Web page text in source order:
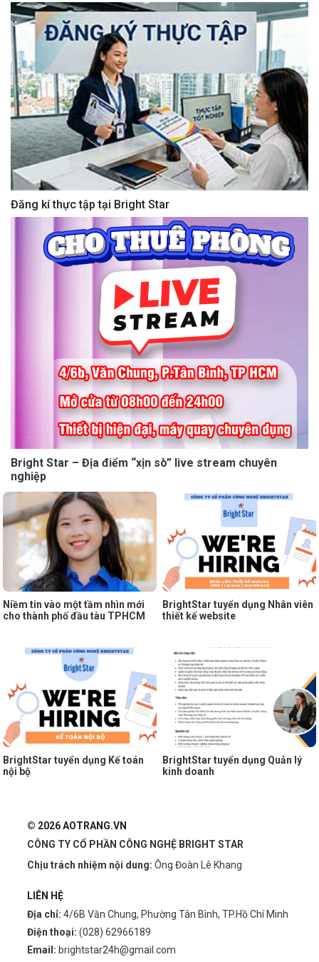
Đăng kí thực tập tại Bright Star
Bright Star – Địa điểm “xịn sò” live stream chuyên
nghiệp
Niềm tin vào một tầm nhìn mới
cho thành phố đầu tàu TPHCM
BrightStar tuyển dụng Nhân viên
thiết kế website
BrightStar tuyển dụng Kế toán
nội bộ
BrightStar tuyển dụng Quản lý
kinh doanh
© 2026 AOTRANG.VN
CÔNG TY CỔ PHẦN CÔNG NGHỆ BRIGHT STAR
Chịu trách nhiệm nội dung: Ông Đoàn Lê Khang
LIÊN HỆ
Địa chỉ: 4/6B Văn Chung, Phường Tân Bình, TP.Hồ Chí Minh
Điện thoại: (028) 62966189
Email: brightstar24h@gmail.com